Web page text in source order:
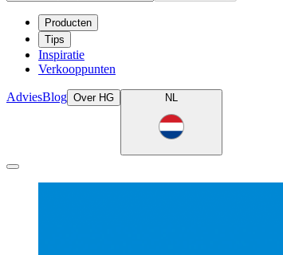
Producten
Tips
Inspiratie
Verkooppunten
AdviesBlog Over HG NL